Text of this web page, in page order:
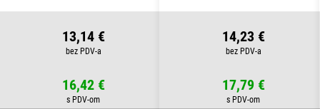
TONER
13,14 €
16,42 €
TONER
14,23 €
17,79 €